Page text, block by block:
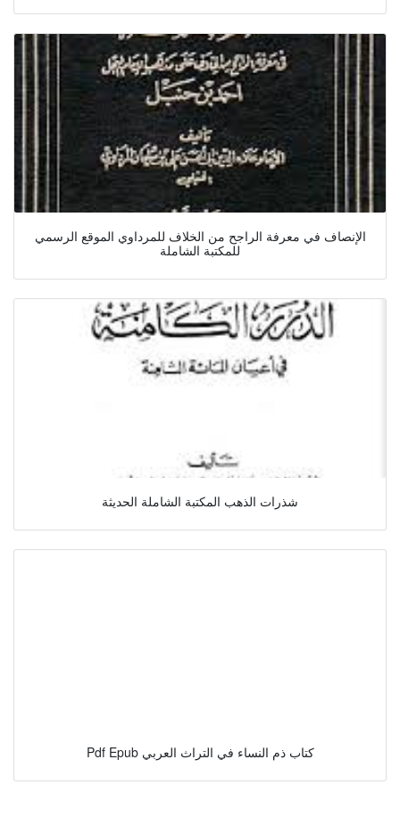
الإنصاف في معرفة الراجح من الخلاف للمرداوي الموقع الرسمي
للمكتبة الشاملة
شذرات الذهب المكتبة الشاملة الحديثة
Pdf Epub كتاب ذم النساء في التراث العربي